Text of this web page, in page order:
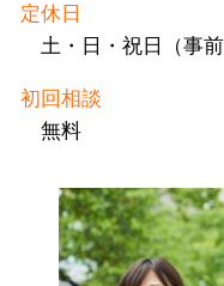
定休日
土・日・祝日（事
初回相談
無料